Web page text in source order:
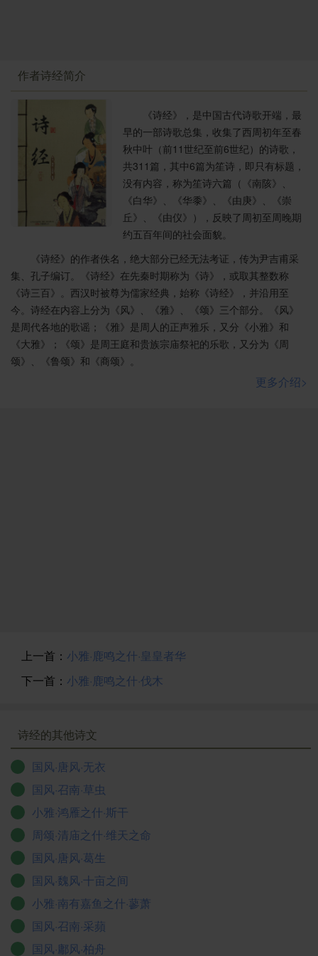
周公所作，曰：“《常棣》，燕兄弟也。闵管、蔡之失
道，故作《常棣》”；西周末年，统治阶级内部骨肉相
残、手足相害的事更频频发生。据此，《左氏春秋》的
作者认为此诗为厉王时召穆公所作，《左传·僖公二十四
年》：“召穆公思周德之不类，故纠合宗族于成周，而作
诗曰：‘常棣之华……’云云。”《常棣》的作者，是周公抑
或召穆公，尚难定论；但有一点可肯定，诗人的叹惜是
有感而发的，且有警世规劝之意。不过，这是在宴饮的
欢乐气氛中所唱之诗，因此，在短暂的低沉后，音调又
六、七章为第四层，直接描写了举家宴饮时兄弟齐
集，妻子好合，亲情和睦，琴瑟和谐的欢乐场面。第七
章“妻子”与“兄弟”的对照，包含了诗意的递进：“妻子好
合，如鼓瑟琴”，而“兄弟既翕”，则“和乐且湛”。诗人似明
确表示，兄弟之情胜过夫妇之情；兄弟和，则室家安，
兄弟和，则妻孥乐。末章承上而来，卒章显志。诗人直
接告诫人们，要深思熟虑，牢记此理：只有“兄弟既翕”，
方能“宜尔室家，乐尔妻帑”；兄弟和睦是家族和睦、家庭
诚。二是主题恒久，深邃之至。兄弟友爱，手足亲情，
这是人类的普遍情感，也是文学的永恒主题。《常棣》
对这一主题作了诗意开拓，因而千古传唱，历久弥新。
文”的创作产生了深刻的影响。而隋朝常得志的《兄弟
论》，在新的背境下对《常棣》诗旨作了创造性的伸
发，可以互参。
作者诗经简介
《诗经》，是中国古代诗歌开端，最
早的一部诗歌总集，收集了西周初年至春
秋中叶（前11世纪至前6世纪）的诗歌，
共311篇，其中6篇为笙诗，即只有标题，
没有内容，称为笙诗六篇（《南陔》、
《白华》、《华黍》、《由庚》、《崇
丘》、《由仪》），反映了周初至周晚期
约五百年间的社会面貌。
《诗经》的作者佚名，绝大部分已经无法考证，传为尹吉甫采
集、孔子编订。《诗经》在先秦时期称为《诗》，或取其整数称
《诗三百》。西汉时被尊为儒家经典，始称《诗经》，并沿用至
今。诗经在内容上分为《风》、《雅》、《颂》三个部分。《风》
是周代各地的歌谣；《雅》是周人的正声雅乐，又分《小雅》和
《大雅》；《颂》是周王庭和贵族宗庙祭祀的乐歌，又分为《周
颂》、《鲁颂》和《商颂》。
更多介绍>
上一首： 小雅·鹿鸣之什·皇皇者华
下一首： 小雅·鹿鸣之什·伐木
诗经的其他诗文
国风·唐风·无衣
国风·召南·草虫
小雅·鸿雁之什·斯干
周颂·清庙之什·维天之命
国风·唐风·葛生
国风·魏风·十亩之间
小雅·南有嘉鱼之什·蓼萧
国风·召南·采蘋
国风·鄘风·柏舟